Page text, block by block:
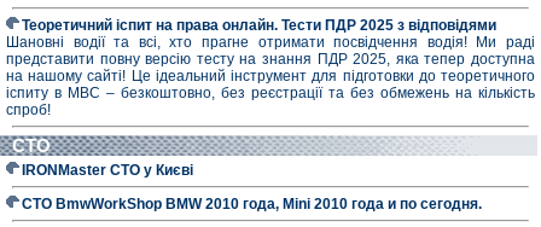
Теоретичний іспит на права онлайн. Тести ПДР 2025 з відповідями
Шановні водії та всі, хто прагне отримати посвідчення водія! Ми раді
представити повну версію тесту на знання ПДР 2025, яка тепер доступна
на нашому сайті! Це ідеальний інструмент для підготовки до теоретичного
іспиту в МВС – безкоштовно, без реєстрації та без обмежень на кількість
спроб!
СТО
IRONMaster СТО у Києві
СТО BmwWorkShop BMW 2010 года, Mini 2010 года и по сегодня.